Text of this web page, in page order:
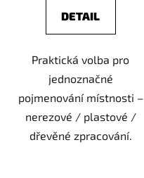
DETAIL
Praktická volba pro
jednoznačné
pojmenování místnosti –
nerezové / plastové /
dřevěné zpracování.